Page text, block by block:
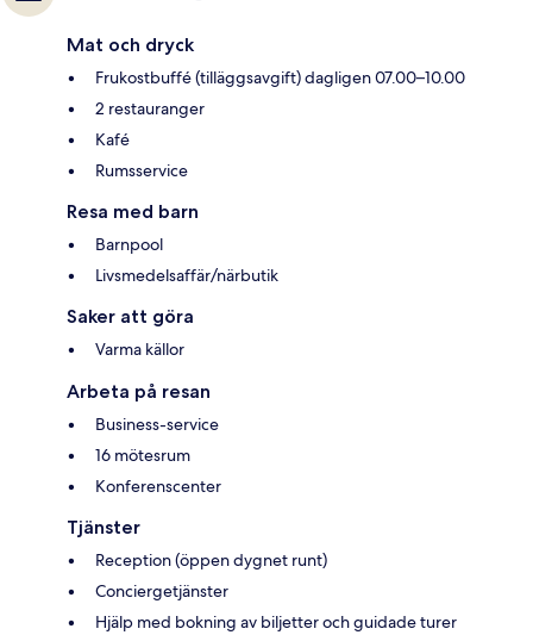
Mat och dryck
Frukostbuffé (tilläggsavgift) dagligen 07.00–10.00
2 restauranger
Kafé
Rumsservice
Resa med barn
Barnpool
Livsmedelsaffär/närbutik
Saker att göra
Varma källor
Arbeta på resan
Business-service
16 mötesrum
Konferenscenter
Tjänster
Reception (öppen dygnet runt)
Conciergetjänster
Hjälp med bokning av biljetter och guidade turer